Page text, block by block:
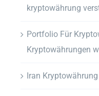
kryptowährung
Portfolio Für
Kryptowährungen
Iran